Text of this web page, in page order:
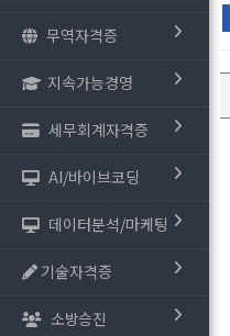
무역자격증
지속가능경영
세무회계자격증
AI/바이브코딩
데이터분석/마케팅
기술자격증
소방승진